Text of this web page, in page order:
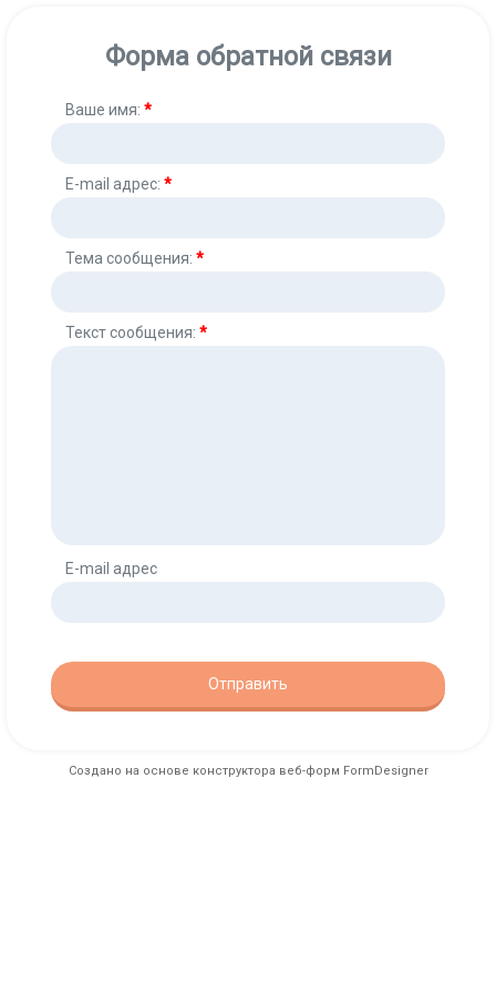
Форма обратной связи
Ваше имя: *
E-mail адрес: *
Тема сообщения: *
Текст сообщения: *
E-mail адрес
Отправить
Создано на основе конструктора веб-форм FormDesigner